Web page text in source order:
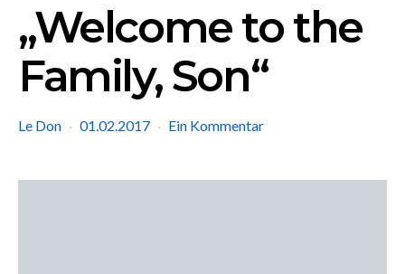
„Welcome to the
Family, Son“
Le Don 01.02.2017 Ein Kommentar